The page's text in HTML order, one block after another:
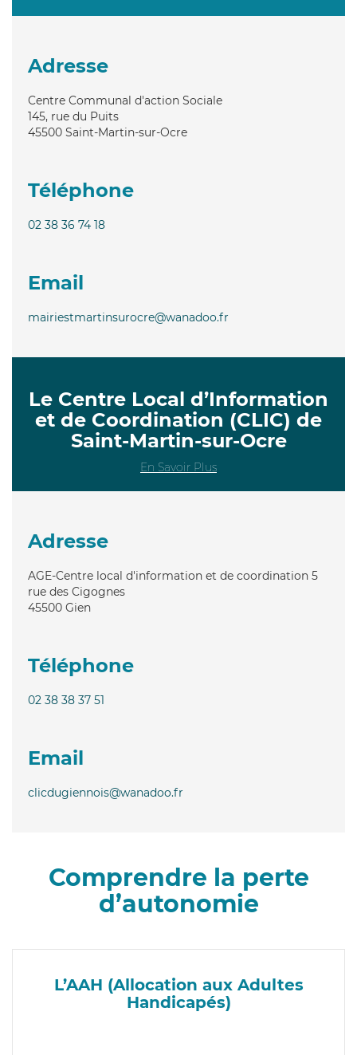
Adresse
Centre Communal d'action Sociale
145, rue du Puits
45500 Saint-Martin-sur-Ocre
Téléphone
02 38 36 74 18
Email
mairiestmartinsurocre@wanadoo.fr
Le Centre Local d’Information
et de Coordination (CLIC) de
Saint-Martin-sur-Ocre
En Savoir Plus
Adresse
AGE-Centre local d'information et de coordination 5
rue des Cigognes
45500 Gien
Téléphone
02 38 38 37 51
Email
clicdugiennois@wanadoo.fr
Comprendre la perte
d’autonomie
L’AAH (Allocation aux Adultes
Handicapés)